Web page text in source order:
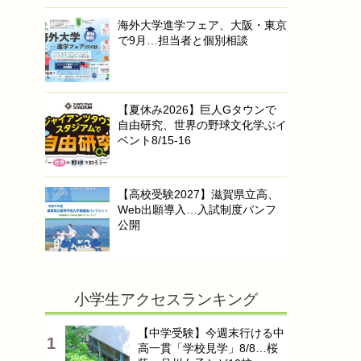
海外大学進学フェア、大阪・東京
で9月…担当者と個別相談
【夏休み2026】巨人Gタウンで
自由研究、世界の野球文化学ぶイ
ベント8/15-16
【高校受験2027】滋賀県立高、
Web出願導入…入試制度パンフ
公開
小学生アクセスランキング
【中学受験】今週末行ける中
高一貫「学校見学」8/8…桜